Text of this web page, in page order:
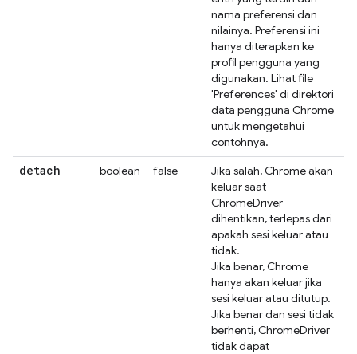
nama preferensi dan
nilainya. Preferensi ini
hanya diterapkan ke
profil pengguna yang
digunakan. Lihat file
'Preferences' di direktori
data pengguna Chrome
untuk mengetahui
contohnya.
detach boolean false
Jika salah, Chrome akan
keluar saat
ChromeDriver
dihentikan, terlepas dari
apakah sesi keluar atau
tidak.
Jika benar, Chrome
hanya akan keluar jika
sesi keluar atau ditutup.
Jika benar dan sesi tidak
berhenti, ChromeDriver
tidak dapat